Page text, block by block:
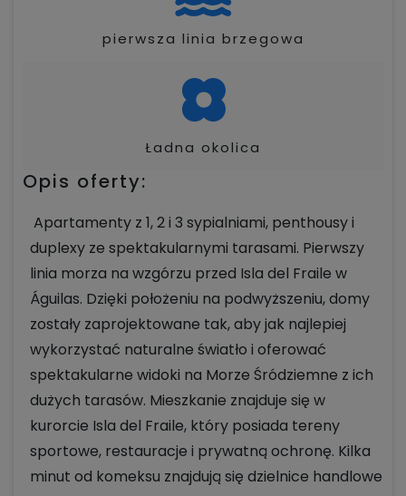
pierwsza linia brzegowa
Ładna okolica
Opis oferty:
Apartamenty z 1, 2 i 3 sypialniami, penthousy i
duplexy ze spektakularnymi tarasami. Pierwszy
linia morza na wzgórzu przed Isla del Fraile w
Águilas. Dzięki położeniu na podwyższeniu, domy
zostały zaprojektowane tak, aby jak najlepiej
wykorzystać naturalne światło i oferować
spektakularne widoki na Morze Śródziemne z ich
dużych tarasów. Mieszkanie znajduje się w
kurorcie Isla del Fraile, który posiada tereny
sportowe, restauracje i prywatną ochronę. Kilka
minut od komeksu znajdują się dzielnice handlowe